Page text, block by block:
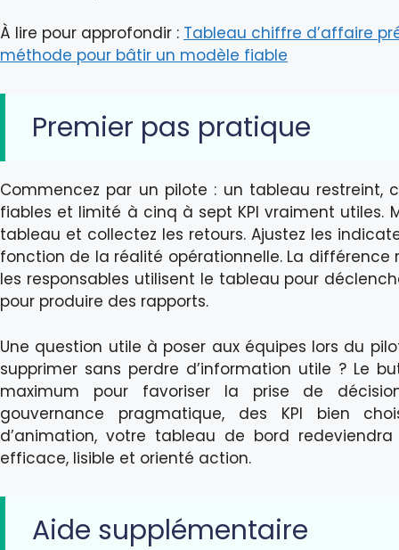
À lire pour approfondir : Tableau chiffre d’affaire
méthode pour bâtir un modèle fiable
Premier pas pratique
Commencez par un pilote : un tableau restreint,
fiables et limité à cinq à sept KPI vraiment utiles.
tableau et collectez les retours. Ajustez les
fonction de la réalité opérationnelle. La
les responsables utilisent le tableau pour
pour produire des rapports.
Une question utile à poser aux équipes lors du
supprimer sans perdre d’information utile ? Le
maximum pour favoriser la prise de
gouvernance pragmatique, des KPI bien
d’animation, votre tableau de bord
efficace, lisible et orienté action.
Aide supplémentaire